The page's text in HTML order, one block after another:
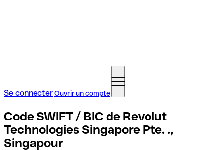
Se connecterOuvrir un compte
Code SWIFT / BIC de Revolut
Technologies Singapore Pte. .,
Singapour